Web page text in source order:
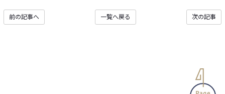
前の記事へ 一覧へ戻る 次の記事